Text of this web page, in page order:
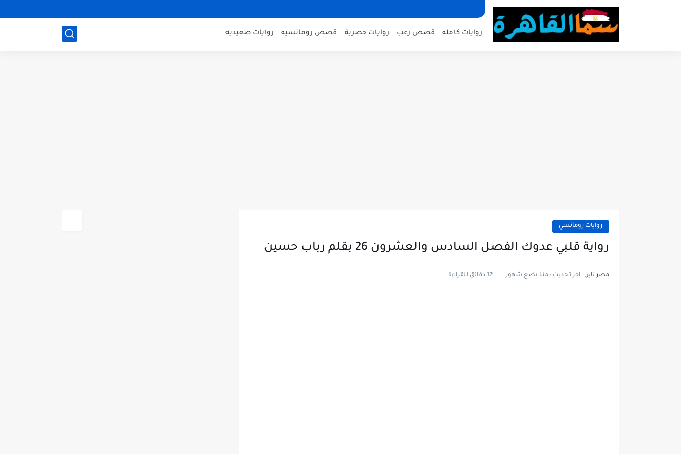
روايات كامله قصص رعب روايات حصرية قصص رومانسيه روايات صعيديه
روايات رومانسي
رواية قلبي عدوك الفصل السادس والعشرون 26 بقلم رباب حسين
مصر ناين اخر تحديث : منذ بضع شهور 12 دقائق للقراءة